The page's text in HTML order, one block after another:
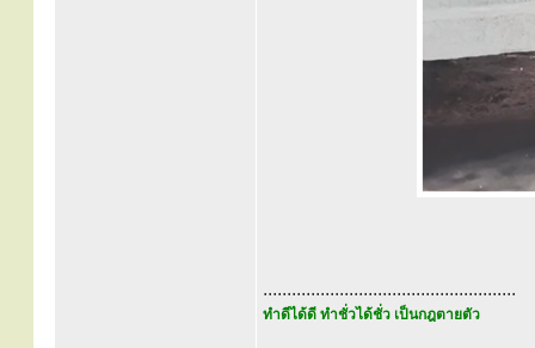
.....................................................
ทำดีได้ดี ทำชั่วได้ชั่ว เป็นกฎตายตัว